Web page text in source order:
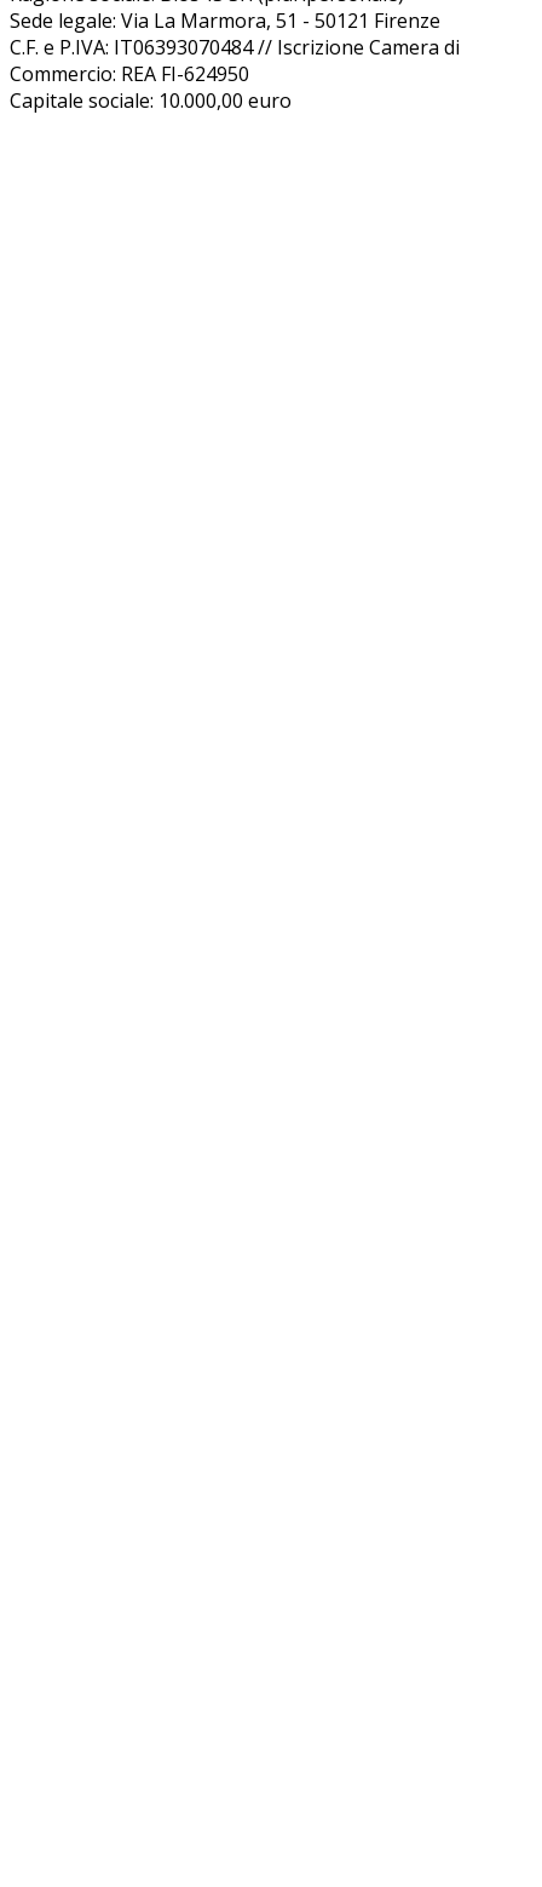
Sede legale: Via La Marmora, 51 - 50121 Firenze
C.F. e P.IVA: IT06393070484 // Iscrizione Camera di
Commercio: REA FI-624950
Capitale sociale: 10.000,00 euro